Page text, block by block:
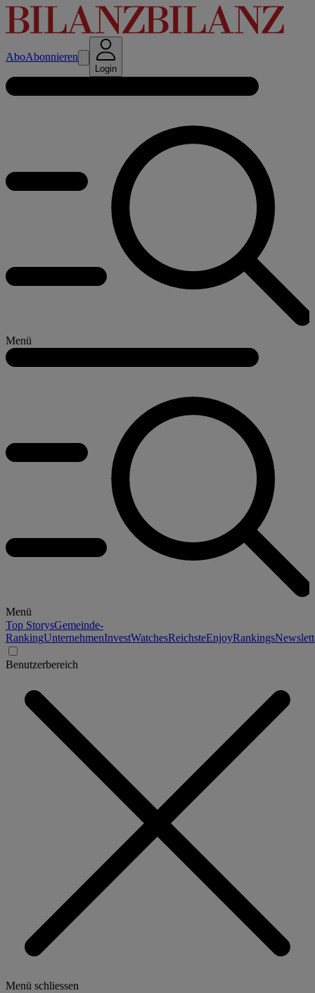
AboAbonnieren
Login
Menü
Menü
Top StorysGemeinde-
RankingUnternehmenInvestWatchesReichsteEnjoyRankings
Benutzerbereich
Menü schliessen